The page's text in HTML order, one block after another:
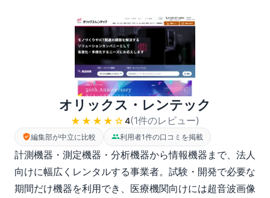
オリックス・レンテック
★★★★ ☆4(1件のレビュー)
編集部が中立に比較 利用者1件の口コミを掲載
計測機器・測定機器・分析機器から情報機器まで、法人
向けに幅広くレンタルする事業者。試験・開発で必要な
期間だけ機器を利用でき、医療機関向けには超音波画像